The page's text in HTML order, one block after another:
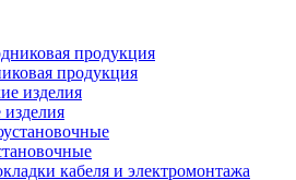
продукция
изделия